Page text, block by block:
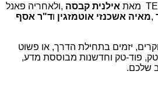
מאת אילנית קבסה ,ולאחריה פאנל
,מאיה אשכנזי אוטמזגין וד"ר אסף
יזמים בתחילת הדרך, או פשוט
טק, פוד-טק וחדשנות מבוססת מדע,
שלכם.